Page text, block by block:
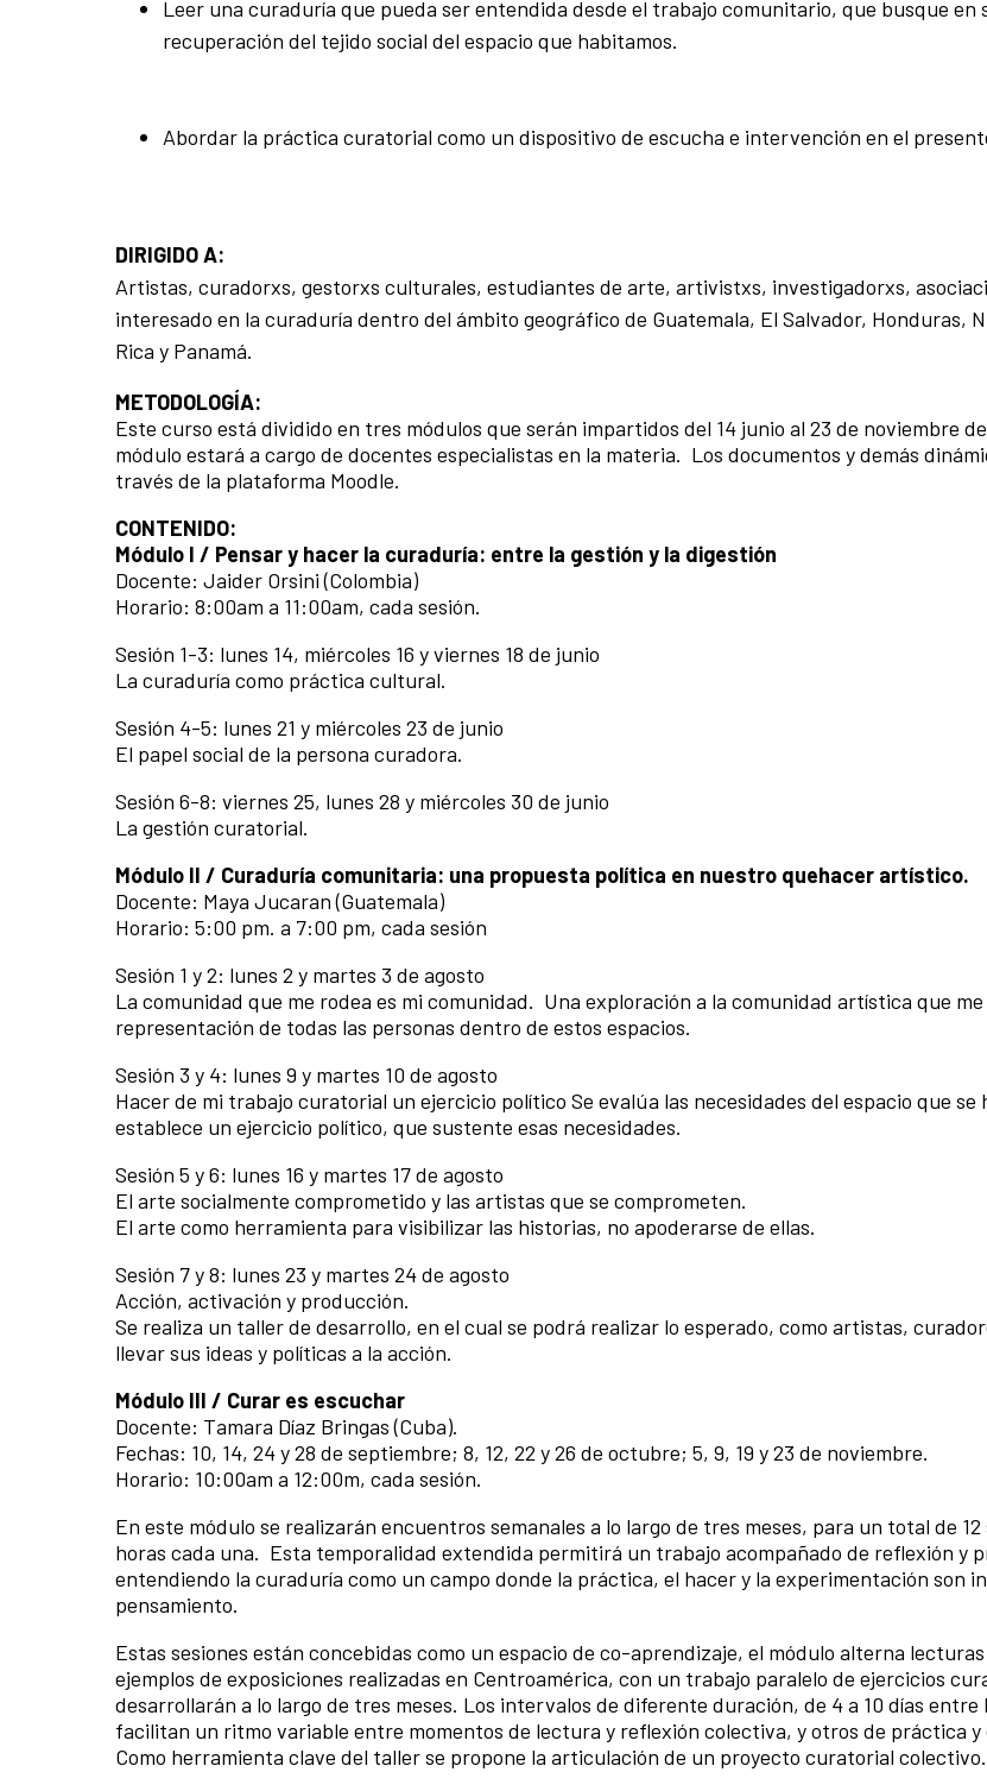
Leer una curaduría que pueda ser entendida desde el trabajo comunitario, que busque en
recuperación del tejido social del espacio que habitamos.
Abordar la práctica curatorial como un dispositivo de escucha e intervención en el
DIRIGIDO A:
Artistas, curadorxs, gestorxs culturales, estudiantes de arte, artivistxs, investigadorxs,
interesado en la curaduría dentro del ámbito geográfico de Guatemala, El Salvador, Honduras,
Rica y Panamá.
METODOLOGÍA:
Este curso está dividido en tres módulos que serán impartidos del 14 junio al 23 de noviembre
módulo estará a cargo de docentes especialistas en la materia. Los documentos y demás
través de la plataforma Moodle.
CONTENIDO:
Módulo I / Pensar y hacer la curaduría: entre la gestión y la digestión
Docente: Jaider Orsini (Colombia)
Horario: 8:00am a 11:00am, cada sesión.
Sesión 1-3: lunes 14, miércoles 16 y viernes 18 de junio
La curaduría como práctica cultural.
Sesión 4-5: lunes 21 y miércoles 23 de junio
El papel social de la persona curadora.
Sesión 6-8: viernes 25, lunes 28 y miércoles 30 de junio
La gestión curatorial.
Módulo II / Curaduría comunitaria: una propuesta política en nuestro quehacer artístico.
Docente: Maya Jucaran (Guatemala)
Horario: 5:00 pm. a 7:00 pm, cada sesión
Sesión 1 y 2: lunes 2 y martes 3 de agosto
La comunidad que me rodea es mi comunidad. Una exploración a la comunidad artística que me
representación de todas las personas dentro de estos espacios.
Sesión 3 y 4: lunes 9 y martes 10 de agosto
Hacer de mi trabajo curatorial un ejercicio político Se evalúa las necesidades del espacio que se
establece un ejercicio político, que sustente esas necesidades.
Sesión 5 y 6: lunes 16 y martes 17 de agosto
El arte socialmente comprometido y las artistas que se comprometen.
El arte como herramienta para visibilizar las historias, no apoderarse de ellas.
Sesión 7 y 8: lunes 23 y martes 24 de agosto
Acción, activación y producción.
Se realiza un taller de desarrollo, en el cual se podrá realizar lo esperado, como artistas,
llevar sus ideas y políticas a la acción.
Módulo III / Curar es escuchar
Docente: Tamara Díaz Bringas (Cuba).
Fechas: 10, 14, 24 y 28 de septiembre; 8, 12, 22 y 26 de octubre; 5, 9, 19 y 23 de noviembre.
Horario: 10:00am a 12:00m, cada sesión.
En este módulo se realizarán encuentros semanales a lo largo de tres meses, para un total de 12
horas cada una. Esta temporalidad extendida permitirá un trabajo acompañado de reflexión y
entendiendo la curaduría como un campo donde la práctica, el hacer y la experimentación son
pensamiento.
Estas sesiones están concebidas como un espacio de co-aprendizaje, el módulo alterna
ejemplos de exposiciones realizadas en Centroamérica, con un trabajo paralelo de ejercicios
desarrollarán a lo largo de tres meses. Los intervalos de diferente duración, de 4 a 10 días entre
facilitan un ritmo variable entre momentos de lectura y reflexión colectiva, y otros de práctica
Como herramienta clave del taller se propone la articulación de un proyecto curatorial colectivo.